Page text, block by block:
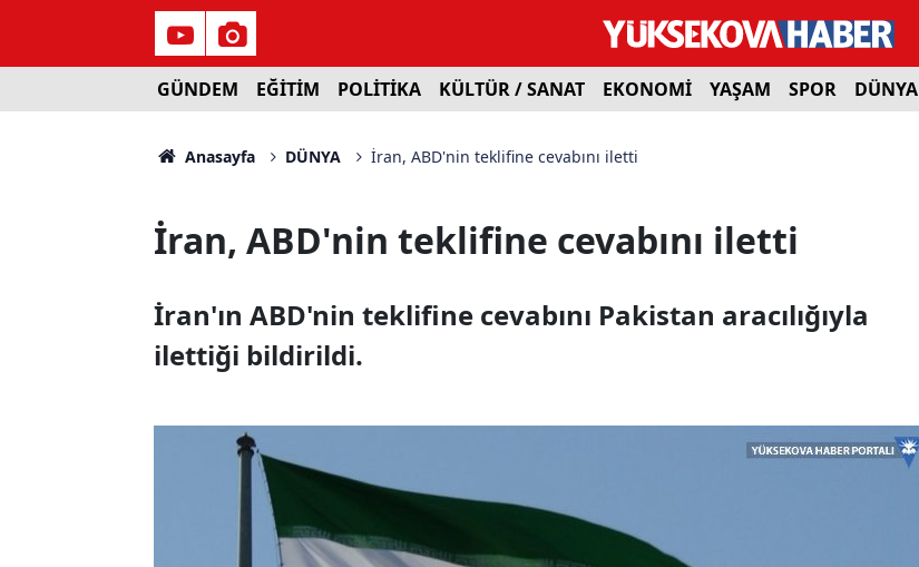
GÜNDEM EĞİTİM POLİTİKA KÜLTÜR / SANAT EKONOMİ YAŞAM SPOR DÜNYA
Anasayfa DÜNYA İran, ABD'nin teklifine cevabını iletti
İran, ABD'nin teklifine cevabını iletti
İran'ın ABD'nin teklifine cevabını Pakistan aracılığıyla
ilettiği bildirildi.